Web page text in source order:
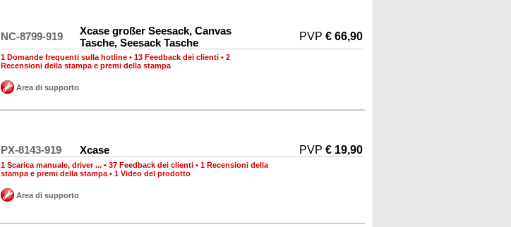
NC-8799-919
Xcase großer Seesack, Canvas
Tasche, Seesack Tasche
PVP € 66,90
1 Domande frequenti sulla hotline • 13 Feedback dei clienti • 2
Recensioni della stampa e premi della stampa
Area di supporto
PX-8143-919 Xcase PVP € 19,90
1 Scarica manuale, driver ... • 37 Feedback dei clienti • 1 Recensioni della
stampa e premi della stampa • 1 Video del prodotto
Area di supporto